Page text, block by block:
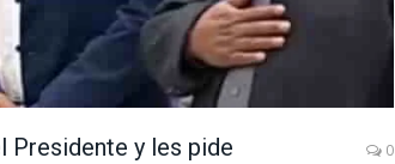
Presidente y les pide
0